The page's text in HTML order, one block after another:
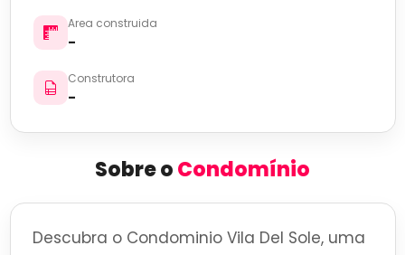
Area construida
-
Construtora
-
Sobre oCondomínio
Descubra o Condominio Vila Del Sole, uma